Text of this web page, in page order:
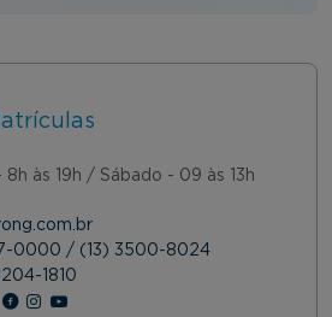
às 19h / Sábado - 09 às 13h
0000 / (13) 3500-8024
1810
Linkedin
Facebook
Instagram